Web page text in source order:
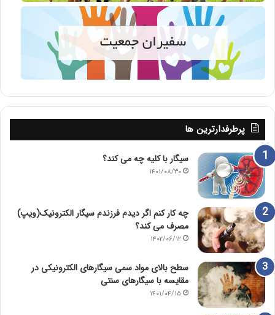
پرطرفدارترین ها
سیگار با کلیه چه می کند؟
۱۴۰۱/۰۸/۳۰
چه کار کنم اگر دیدم فرزندم سیگار الکترونیک(ویپ)
مصرف می کند؟
۱۴۰۲/۰۶/۱۲
سطح بالای مواد سمی سیگارهای الکترونیکی در
مقایسه با سیگارهای سنتی
۱۴۰۱/۰۴/۱۵